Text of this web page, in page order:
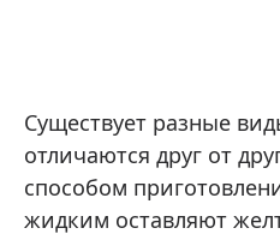
Существует разные
отличаются друг от
способом
жидким оставляют